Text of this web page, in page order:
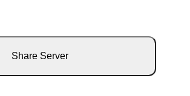
Share Server